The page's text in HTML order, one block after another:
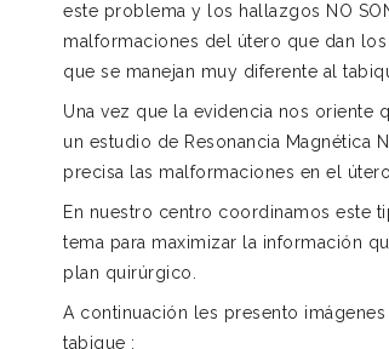
este problema y los hallazgos NO
malformaciones del útero que dan
que se manejan muy diferente al
Una vez que la evidencia nos oriente
un estudio de Resonancia Magnética
precisa las malformaciones en el útero.
En nuestro centro coordinamos este
tema para maximizar la información
plan quirúrgico.
A continuación les presento
tabique :